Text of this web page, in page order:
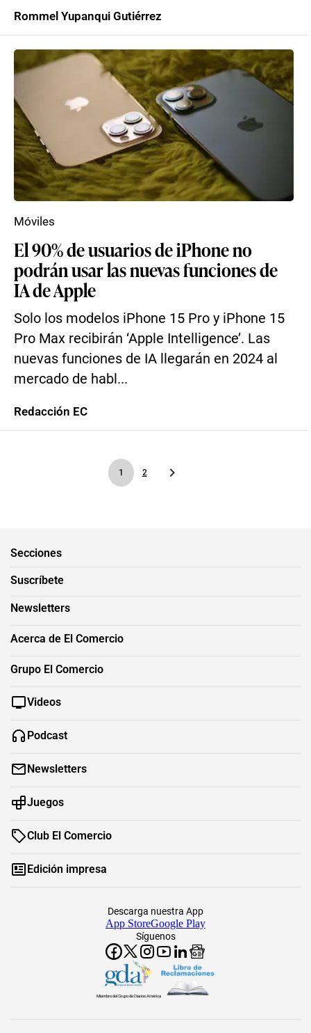
Rommel Yupanqui Gutiérrez
El 90% de usuarios de iPhone no
podrán usar las nuevas funciones de
IA de Apple
Solo los modelos iPhone 15 Pro y iPhone 15
Pro Max recibirán ‘Apple Intelligence’. Las
nuevas funciones de IA llegarán en 2024 al
mercado de habl...
Móviles
Redacción EC
1 2
Secciones
Suscríbete
Newsletters
Acerca de El Comercio
Grupo El Comercio
Videos
Podcast
Newsletters
Juegos
Club El Comercio
Edición impresa
Síguenos
Descarga nuestra App
App StoreGoogle Play
Miembro del Grupo de Diarios América